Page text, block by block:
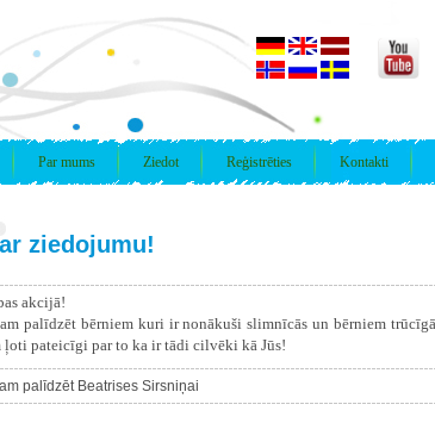
Par mums Ziedot Reģistrēties Kontakti
ziedojumu!
akcijā!
palīdzēt bērniem kuri ir nonākuši slimnīcās un bērniem
ļoti pateicīgi par to ka ir tādi cilvēki kā Jūs!
palīdzēt Beatrises Sirsniņai